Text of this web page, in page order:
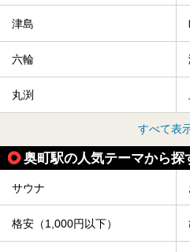
津島
六輪
丸渕
すべて表
奥町駅の人気テーマから探
サウナ
格安（1,000円以下）